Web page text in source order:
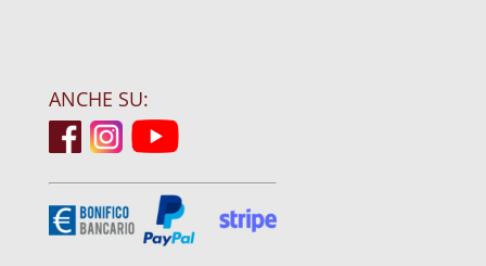
ANCHE SU: